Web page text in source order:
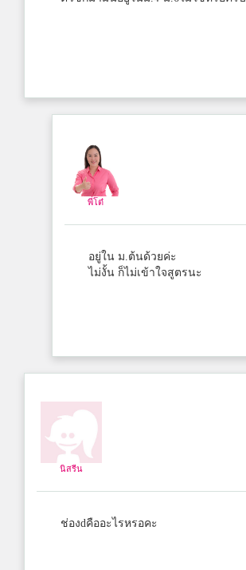
พี่โต๋
อยู่ใน ม.ต้นด้วยค่ะ
ไม่งั้น ก็ไม่เข้าใจสูตรนะ
นิสรีน
ช่องdคืออะไรหรอคะ